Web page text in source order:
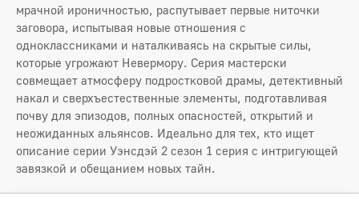
мрачной ироничностью, распутывает первые ниточки
заговора, испытывая новые отношения с
одноклассниками и наталкиваясь на скрытые силы,
которые угрожают Невермору. Серия мастерски
совмещает атмосферу подростковой драмы, детективный
накал и сверхъестественные элементы, подготавливая
почву для эпизодов, полных опасностей, открытий и
неожиданных альянсов. Идеально для тех, кто ищет
описание серии Уэнсдэй 2 сезон 1 серия с интригующей
завязкой и обещанием новых тайн.